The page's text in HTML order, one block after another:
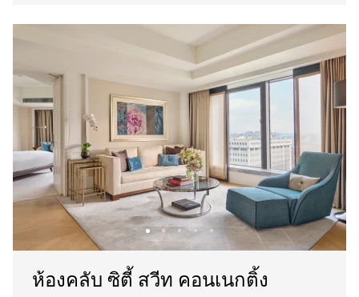
ห้องคลับ ซิตี้ สวีท คอนเนกติ้ง